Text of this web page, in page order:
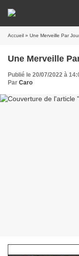
Accueil » Une Merveille Par
Une Merveille
Publié le 20/07/2022 à
Par Caro